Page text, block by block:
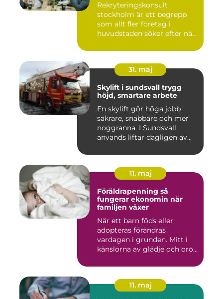
Rekryteringskonsult
stockholm är ett begrepp
som allt fler företag i
huvudstaden söker efter när
31. maj
Skylift i sundsvall trygg
höjd, smartare arbete
En skylift gör höga jobb
säkrare, snabbare och mer
noggranna. I Sundsvall
används liftar dagligen av...
11. maj
Föräldrapenning så
fungerar ekonomin när
familjen växer
När ett barn föds eller
adopteras förändras
vardagen i grunden. Mitt i
känslorna av glädje och oro
11. maj